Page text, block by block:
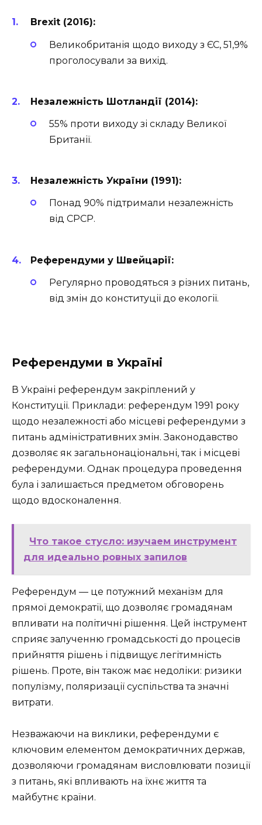
Brexit (2016):
Великобританія щодо виходу з ЄС, 51,9%
проголосували за вихід.
Незалежність Шотландії (2014):
55% проти виходу зі складу Великої
Британії.
Незалежність України (1991):
Понад 90% підтримали незалежність
від СРСР.
Референдуми у Швейцарії:
Регулярно проводяться з різних питань,
від змін до конституції до екології.
Референдуми в Україні
В Україні референдум закріплений у
Конституції. Приклади: референдум 1991 року
щодо незалежності або місцеві референдуми з
питань адміністративних змін. Законодавство
дозволяє як загальнонаціональні, так і місцеві
референдуми. Однак процедура проведення
була і залишається предметом обговорень
щодо вдосконалення.
Что такое стусло: изучаем инструмент
для идеально ровных запилов
Референдум — це потужний механізм для
прямої демократії, що дозволяє громадянам
впливати на політичні рішення. Цей інструмент
сприяє залученню громадськості до процесів
прийняття рішень і підвищує легітимність
рішень. Проте, він також має недоліки: ризики
популізму, поляризації суспільства та значні
витрати.
Незважаючи на виклики, референдуми є
ключовим елементом демократичних держав,
дозволяючи громадянам висловлювати позиції
з питань, які впливають на їхнє життя та
майбутнє країни.